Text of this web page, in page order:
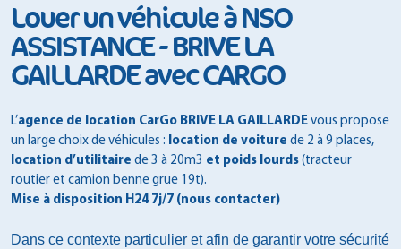
Louer un véhicule à NSO
ASSISTANCE - BRIVE LA
GAILLARDE avec CARGO
L’agence de location CarGo BRIVE LA GAILLARDE vous propose
un large choix de véhicules : location de voiture de 2 à 9 places,
location d’utilitaire de 3 à 20m3 et poids lourds (tracteur
routier et camion benne grue 19t).
Mise à disposition H24 7j/7 (nous contacter)
Dans ce contexte particulier et afin de garantir votre sécurité